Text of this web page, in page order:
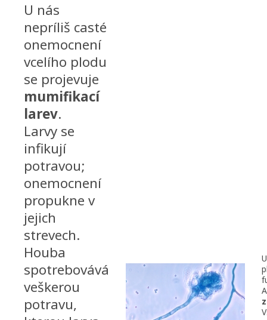
U nás
nepríliš casté
onemocnení
vcelího plodu
se projevuje
mumifikací
larev.
Larvy se
infikují
potravou;
onemocnení
propukne v
jejich
strevech.
Houba
spotrebovává
veškerou
potravu,